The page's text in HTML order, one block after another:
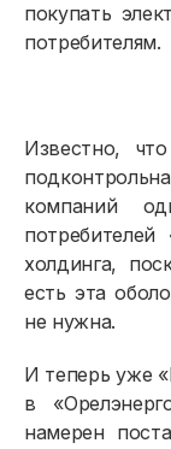
покупать
потребителям.
Известно,
компаний
холдинга,
есть эта
не нужна.
И теперь уже
в
намерен